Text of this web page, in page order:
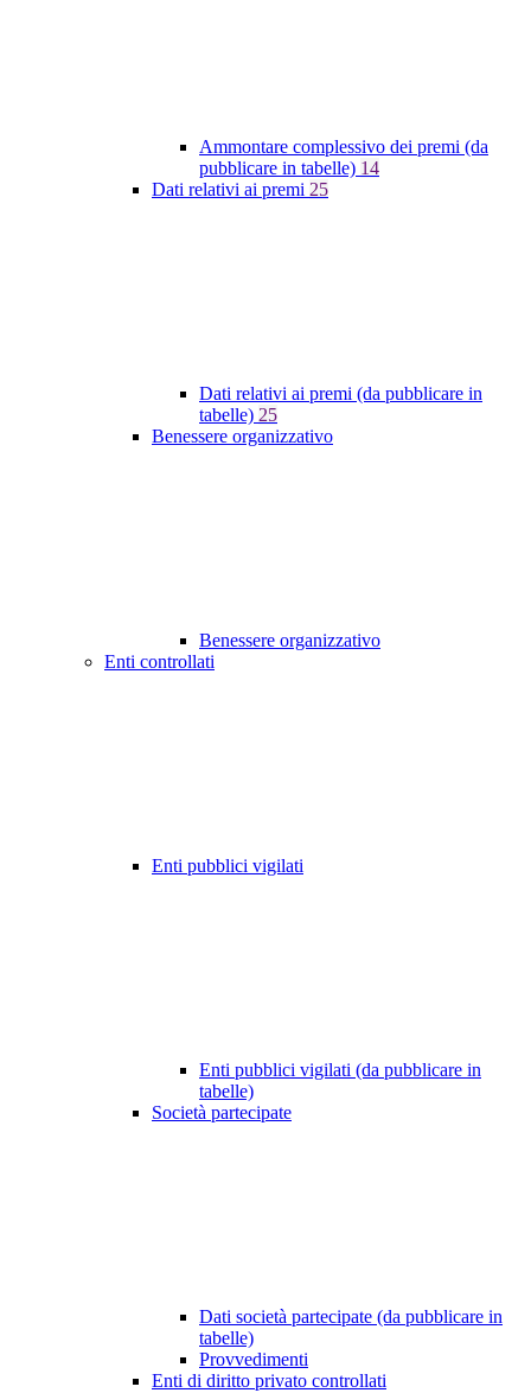
Ammontare complessivo dei premi (da
pubblicare in tabelle) 14
Dati relativi ai premi 25
Dati relativi ai premi (da pubblicare in
tabelle) 25
Benessere organizzativo
Benessere organizzativo
Enti controllati
Enti pubblici vigilati
Enti pubblici vigilati (da pubblicare in
tabelle)
Società partecipate
Dati società partecipate (da pubblicare in
tabelle)
Provvedimenti
Enti di diritto privato controllati